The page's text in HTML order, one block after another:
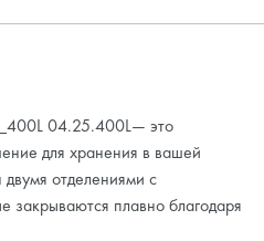
04.25.400L— это
для хранения в вашей
отделениями с
закрываются плавно благодаря